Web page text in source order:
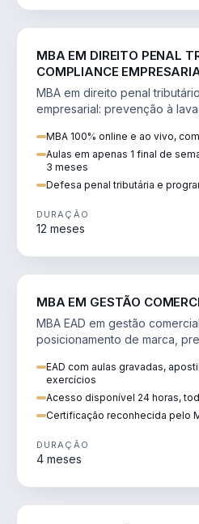
MBA EM DIREITO PENAL
COMPLIANCE
MBA em direito penal
empresarial: prevenção à
MBA 100% online e ao vivo,
Aulas em apenas 1 final de
3 meses
Defesa penal tributária e
DURAÇÃO
12 meses
MBA EM GESTÃO
MBA EAD em gestão
posicionamento de marca,
EAD com aulas gravadas,
exercícios
Acesso disponível 24 horas,
Certificação reconhecida pelo
DURAÇÃO
4 meses